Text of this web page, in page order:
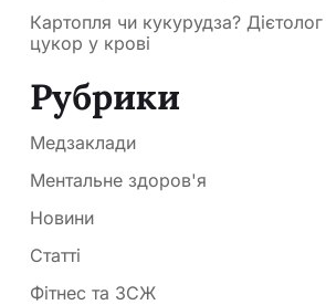
Картопля чи кукурудза?
цукор у крові
Рубрики
Медзаклади
Ментальне здоров'я
Новини
Статті
Фітнес та ЗСЖ